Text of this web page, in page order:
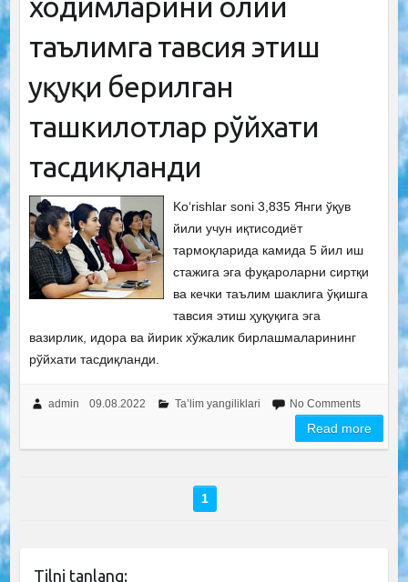
таълимга тавсия этиш
ҳуқуқи берилган
ташкилотлар рўйхати
тасдиқланди
Ko‘rishlar soni 3,835 Янги ўқув
йили учун иқтисодиёт
тармоқларида камида 5 йил иш
стажига эга фуқароларни сиртқи
ва кечки таълим шаклига ўқишга
тавсия этиш ҳуқуқига эга
вазирлик, идора ва йирик хўжалик бирлашмаларининг
рўйхати тасдиқланди.
admin 09.08.2022 Ta’lim yangiliklari No Comments
Read more
1
Tilni tanlang: